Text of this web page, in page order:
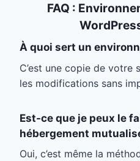
FAQ :
À quoi sert un
C’est une copie de
les modifications sans
Est-ce que je peux le
hébergement
Oui, c’est même la